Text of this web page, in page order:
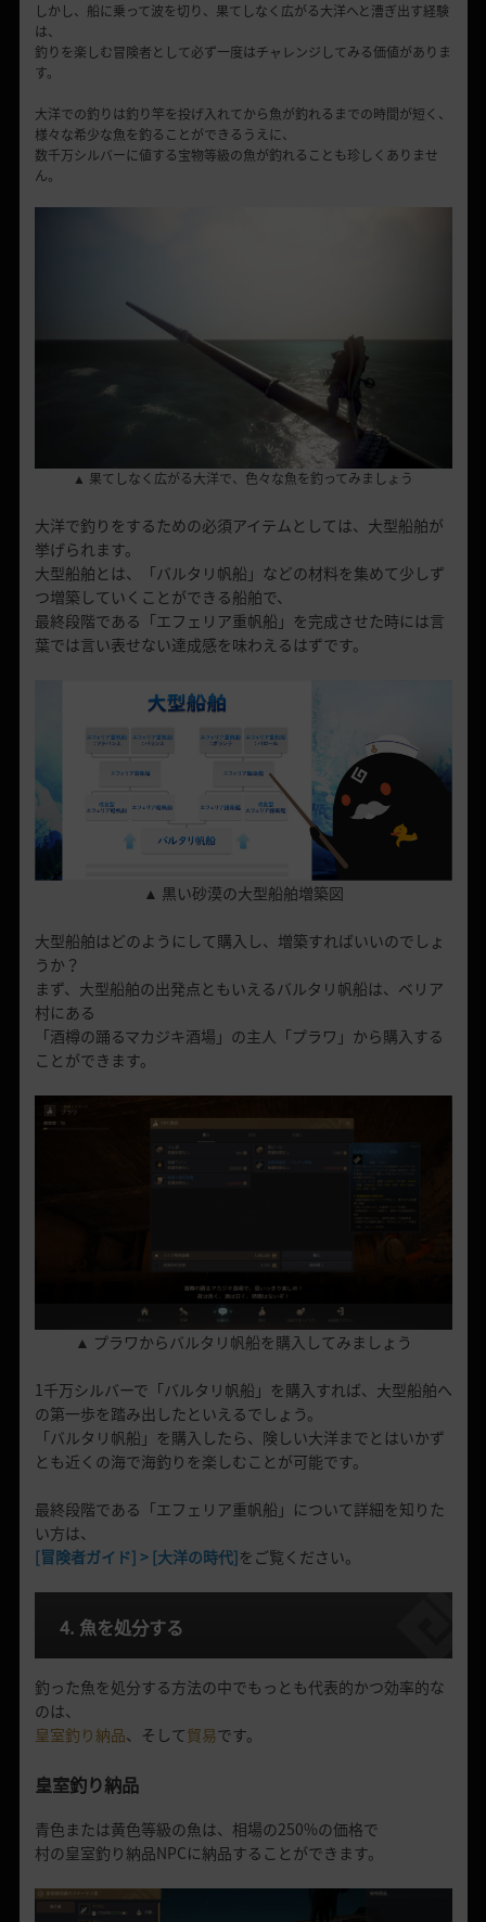
しかし、船に乗って波を切り、果てしなく広がる大洋へと漕ぎ出す経験
は、
釣りを楽しむ冒険者として必ず一度はチャレンジしてみる価値がありま
す。
大洋での釣りは釣り竿を投げ入れてから魚が釣れるまでの時間が短く、
様々な希少な魚を釣ることができるうえに、
数千万シルバーに値する宝物等級の魚が釣れることも珍しくありませ
ん。
▲ 果てしなく広がる大洋で、色々な魚を釣ってみましょう
大洋で釣りをするための必須アイテムとしては、大型船舶が
挙げられます。
大型船舶とは、「バルタリ帆船」などの材料を集めて少しず
つ増築していくことができる船舶で、
最終段階である「エフェリア重帆船」を完成させた時には言
葉では言い表せない達成感を味わえるはずです。
▲ 黒い砂漠の大型船舶増築図
大型船舶はどのようにして購入し、増築すればいいのでしょ
うか？
まず、大型船舶の出発点ともいえるバルタリ帆船は、ベリア
村にある
「酒樽の踊るマカジキ酒場」の主人「プラワ」から購入する
ことができます。
▲ プラワからバルタリ帆船を購入してみましょう
1千万シルバーで「バルタリ帆船」を購入すれば、大型船舶へ
の第一歩を踏み出したといえるでしょう。
「バルタリ帆船」を購入したら、険しい大洋までとはいかず
とも近くの海で海釣りを楽しむことが可能です。
最終段階である「エフェリア重帆船」について詳細を知りた
い方は、
[冒険者ガイド] > [大洋の時代]をご覧ください。
4. 魚を処分する
釣った魚を処分する方法の中でもっとも代表的かつ効率的な
のは、
皇室釣り納品、そして貿易です。
皇室釣り納品
青色または黄色等級の魚は、相場の250%の価格で
村の皇室釣り納品NPCに納品することができます。